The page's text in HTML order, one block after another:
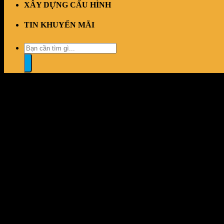
XÂY DỰNG CẤU HÌNH
TIN KHUYẾN MÃI
Tìm
kiếm: